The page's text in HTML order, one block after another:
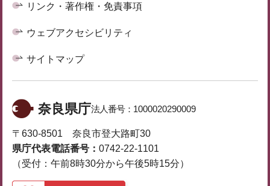
リンク・著作権・免責事項
ウェブアクセシビリティ
サイトマップ
奈良県庁法人番号： 1000020290009
〒630-8501 奈良市登大路町30
県庁代表電話番号： 0742-22-1101
（受付：午前8時30分から午後5時15分）